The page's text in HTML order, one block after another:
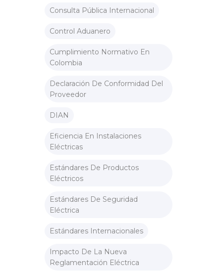
Consulta Pública Internacional
Control Aduanero
Cumplimiento Normativo En
Colombia
Declaración De Conformidad Del
Proveedor
DIAN
Eficiencia En Instalaciones
Eléctricas
Estándares De Productos
Eléctricos
Estándares De Seguridad
Eléctrica
Estándares Internacionales
Impacto De La Nueva
Reglamentación Eléctrica